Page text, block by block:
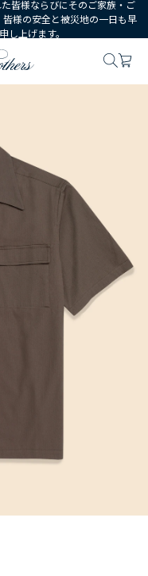
皆様ならびにそのご家族・ご
様の安全と被災地の一日も早
し上げます。
ュアルシャツ コットンピ